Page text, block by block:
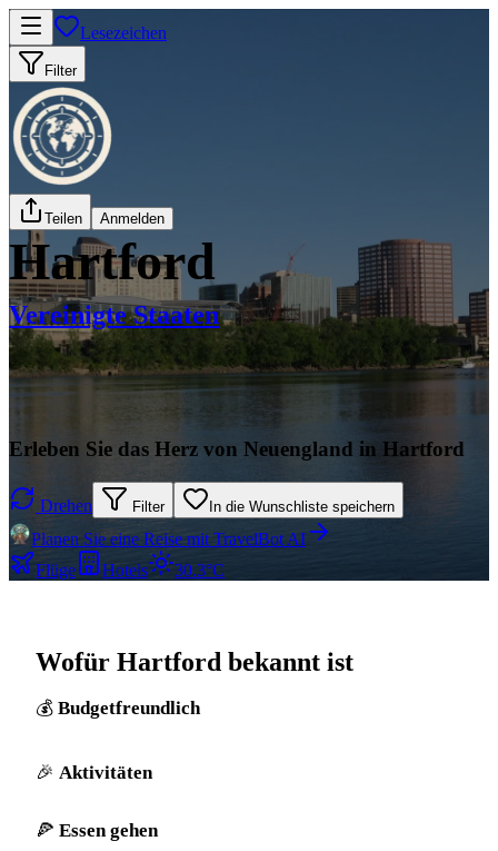
Lesezeichen
Filter
Teilen Anmelden
Hartford
Vereinigte Staaten
Erleben Sie das Herz von Neuengland in Hartford
Drehen Filter In die Wunschliste speichern
Planen Sie eine Reise mit TravelBot AI
Flüge
Hotels 30.3°C
Wofür Hartford bekannt ist
Budgetfreundlich
Aktivitäten
Essen gehen